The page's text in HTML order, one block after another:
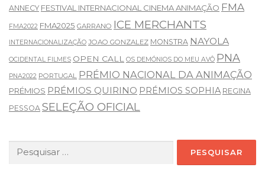
ANNECY FESTIVAL INTERNACIONAL CINEMA ANIMAÇÃO FMA
FMA2022 FMA2025 GARRANO ICE MERCHANTS
INTERNACIONALIZAÇÃO JOAO GONZALEZ MONSTRA NAYOLA
OCIDENTAL FILMES OPEN CALL OS DEMÓNIOS DO MEU AVÔ PNA
PNA2022 PORTUGAL PRÉMIO NACIONAL DA ANIMAÇÃO
PRÉMIOS PRÉMIOS QUIRINO PRÉMIOS SOPHIA REGINA
PESSOA SELEÇÃO OFICIAL
por: